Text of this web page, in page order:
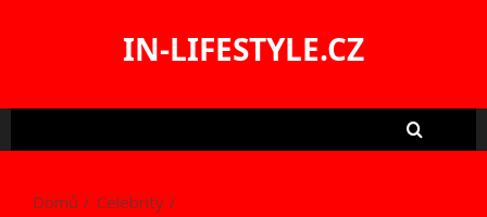
IN-LIFESTYLE.CZ
Domů
Celebrity